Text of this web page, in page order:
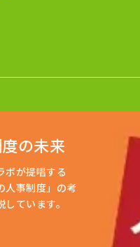
の未来
ボが提唱する
人事制度」の考
しています。